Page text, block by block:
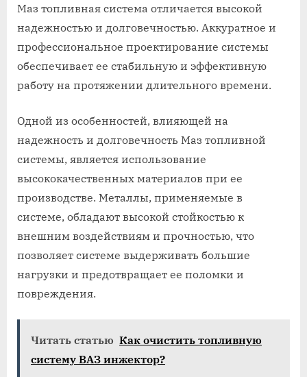
Маз топливная система отличается высокой
надежностью и долговечностью. Аккуратное и
профессиональное проектирование системы
обеспечивает ее стабильную и эффективную
работу на протяжении длительного времени.
Одной из особенностей, влияющей на
надежность и долговечность Маз топливной
системы, является использование
высококачественных материалов при ее
производстве. Металлы, применяемые в
системе, обладают высокой стойкостью к
внешним воздействиям и прочностью, что
позволяет системе выдерживать большие
нагрузки и предотвращает ее поломки и
повреждения.
Читать статью Как очистить топливную
систему ВАЗ инжектор?